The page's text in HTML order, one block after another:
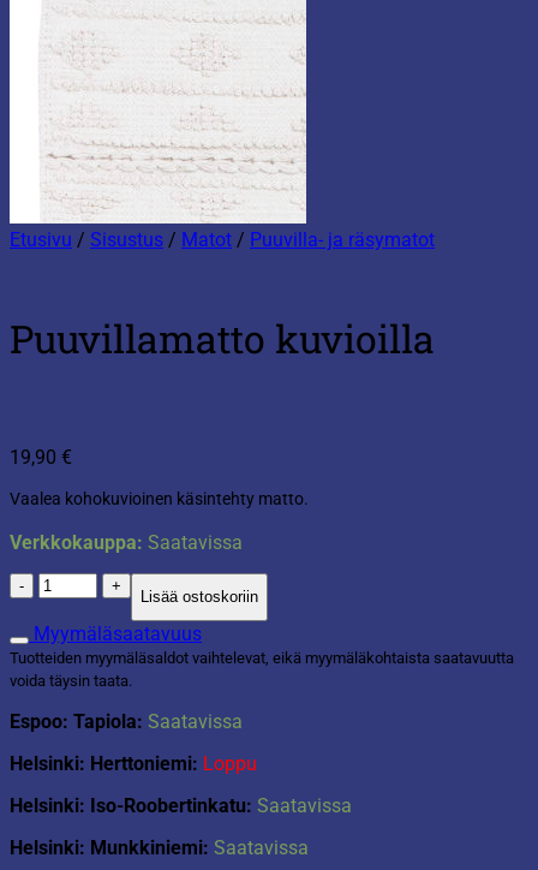
Etusivu / Sisustus / Matot / Puuvilla- ja räsymatot
Puuvillamatto kuvioilla
19,90 €
Vaalea kohokuvioinen käsintehty matto.
Verkkokauppa: Saatavissa
Puuvillamatto
kuvioilla
määrä
Lisää ostoskoriin
Myymäläsaatavuus
Tuotteiden myymäläsaldot vaihtelevat, eikä myymäläkohtaista saatavuutta
voida täysin taata.
Espoo: Tapiola: Saatavissa
Helsinki: Herttoniemi: Loppu
Helsinki: Iso-Roobertinkatu: Saatavissa
Helsinki: Munkkiniemi: Saatavissa